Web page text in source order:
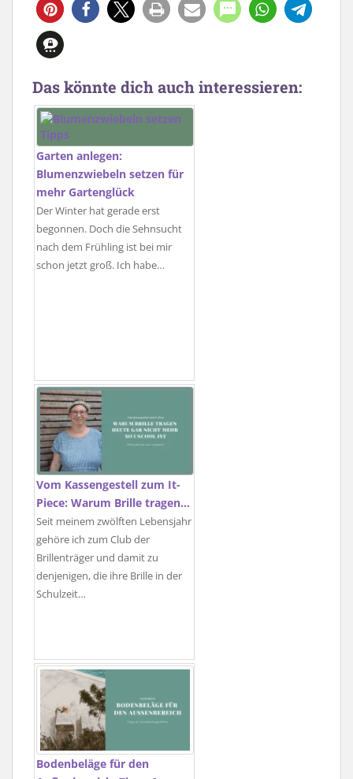
Das könnte dich auch interessieren:
Garten anlegen:
Blumenzwiebeln setzen für
mehr Gartenglück
Der Winter hat gerade erst
begonnen. Doch die Sehnsucht
nach dem Frühling ist bei mir
schon jetzt groß. Ich habe…
Vom Kassengestell zum It-
Piece: Warum Brille tragen…
Seit meinem zwölften Lebensjahr
gehöre ich zum Club der
Brillenträger und damit zu
denjenigen, die ihre Brille in der
Schulzeit…
Bodenbeläge für den